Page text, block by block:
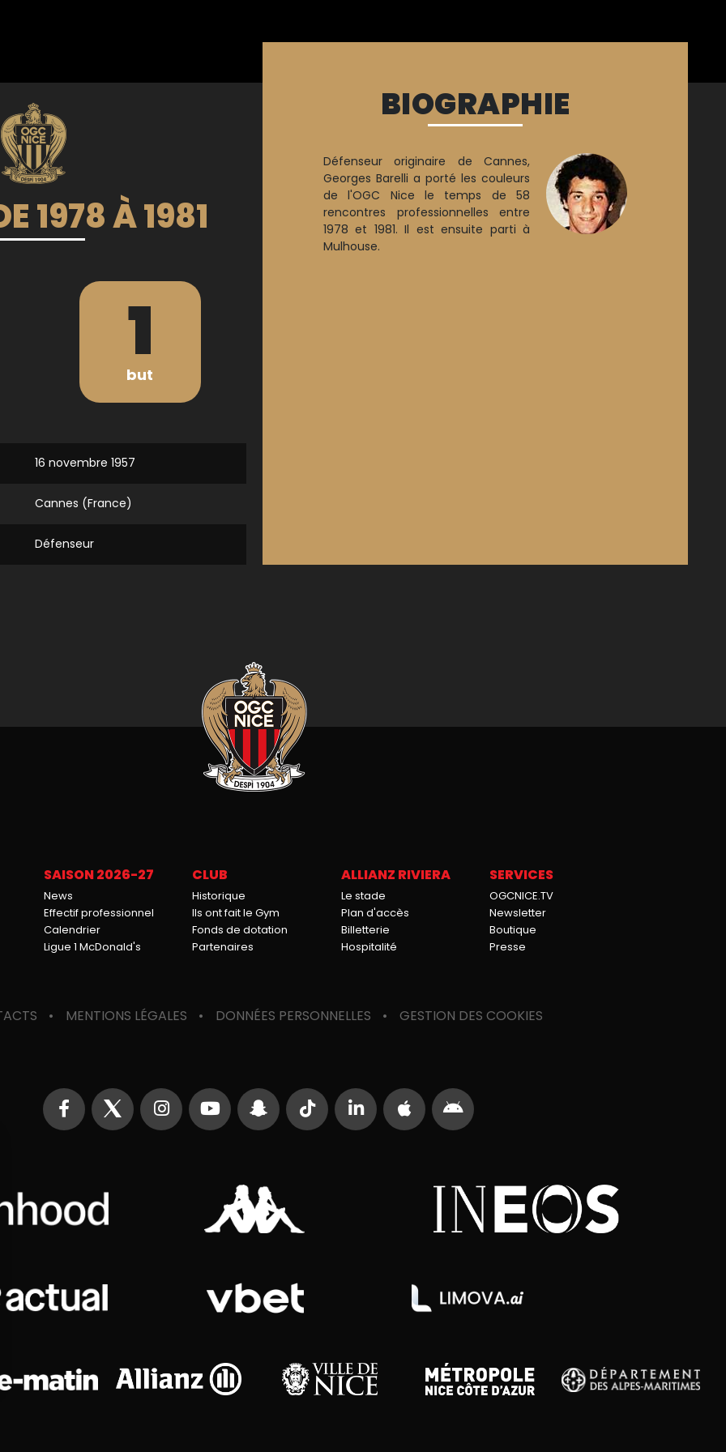
1978 À 1981
1
but
16 novembre 1957
Cannes (France)
Défenseur
BIOGRAPHIE
Défenseur originaire de Cannes,
Georges Barelli a porté les couleurs
de l'OGC Nice le temps de 58
rencontres professionnelles entre
1978 et 1981. Il est ensuite parti à
Mulhouse.
SAISON 2026-27
News
Effectif professionnel
Calendrier
Ligue 1 McDonald's
CLUB
Historique
Ils ont fait le Gym
Fonds de dotation
Partenaires
ALLIANZ RIVIERA
Le stade
Plan d'accès
Billetterie
Hospitalité
SERVICES
OGCNICE.TV
Newsletter
Boutique
Presse
MENTIONS LÉGALES DONNÉES PERSONNELLES GESTION DES COOKIES